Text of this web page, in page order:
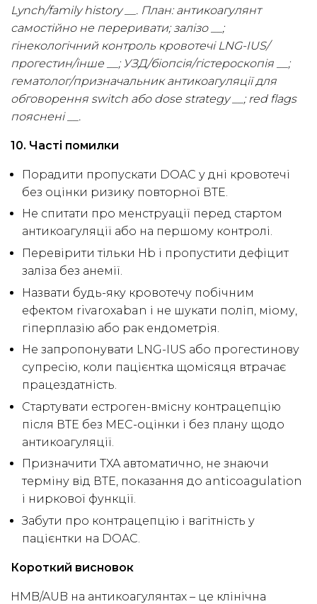
Lynch/family history __. План: антикоагулянт
самостійно не переривати; залізо __;
гінекологічний контроль кровотечі LNG-IUS/
прогестин/інше __; УЗД/біопсія/гістероскопія __;
гематолог/призначальник антикоагуляції для
обговорення switch або dose strategy __; red flags
пояснені __.
10. Часті помилки
Порадити пропускати DOAC у дні кровотечі
без оцінки ризику повторної ВТЕ.
Не спитати про менструації перед стартом
антикоагуляції або на першому контролі.
Перевірити тільки Hb і пропустити дефіцит
заліза без анемії.
Назвати будь-яку кровотечу побічним
ефектом rivaroxaban і не шукати поліп, міому,
гіперплазію або рак ендометрія.
Не запропонувати LNG-IUS або прогестинову
супресію, коли пацієнтка щомісяця втрачає
працездатність.
Стартувати естроген-вмісну контрацепцію
після ВТЕ без MEC-оцінки і без плану щодо
антикоагуляції.
Призначити TXA автоматично, не знаючи
терміну від ВТЕ, показання до anticoagulation
і ниркової функції.
Забути про контрацепцію і вагітність у
пацієнтки на DOAC.
Короткий висновок
HMB/AUB на антикоагулянтах – це клінічна